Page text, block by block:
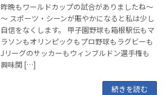
昨晩もワールドカップの試合がありましたね～
～ スポーツ・シーンが賑やかになると私は少し
自信をなくします。 甲子園野球も箱根駅伝もマ
ラソンもオリンピックもプロ野球もラグビーも
Jリーグのサッカーもウィンブルドン選手権も
興味関 […]
続きを読む